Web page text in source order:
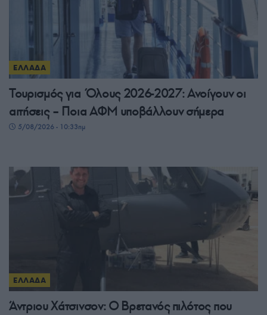
ΕΛΛΑΔΑ
Τουρισμός για Όλους 2026-2027: Ανοίγουν οι
αιτήσεις – Ποια ΑΦΜ υποβάλλουν σήμερα
5/08/2026 - 10:33πμ
ΕΛΛΑΔΑ
Άντριου Χάτσινσον: Ο Βρετανός πιλότος που